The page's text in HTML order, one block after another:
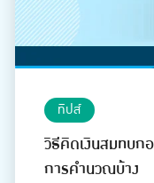
ทิปส์
วิธีคิดเงินสมทบก
การคำนวณบ้าง